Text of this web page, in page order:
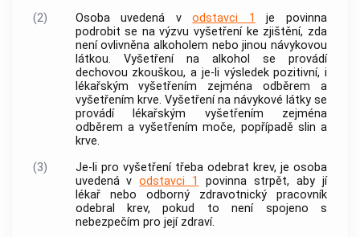
(2)
Osoba uvedená vodstavci 1
je povinna
podrobit se na výzvu vyšetření ke zjištění, zda
není ovlivněna alkoholem nebo jinou návykovou
látkou. Vyšetření na alkohol se provádí
dechovou zkouškou, a je-li výsledek pozitivní, i
lékařským vyšetřením zejména odběrem a
vyšetřením krve. Vyšetření na návykové látky se
provádí lékařským vyšetřením zejména
odběrem a vyšetřením moče, popřípadě slin a
krve.
(3)
Je-li pro vyšetření třeba odebrat krev, je osoba
uvedená vodstavci 1
povinna strpět, aby jí
lékař nebo odborný zdravotnický pracovník
odebral krev, pokud to není spojeno s
nebezpečím pro její zdraví.